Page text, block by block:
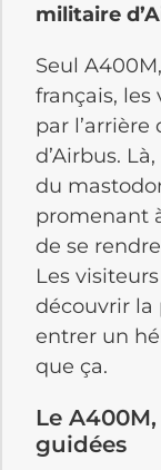
militaire
Seul
français,
par
d’Airbus.
du
promenant
de se
Les
découvrir la
entrer un
que ça.
Le
guidées